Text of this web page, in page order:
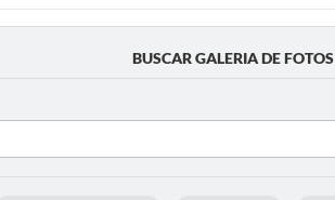
BUSCAR GALERIA DE FOTOS